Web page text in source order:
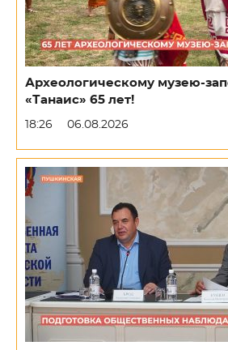
Археологическому музею-
«Танаис» 65 лет!
18:26 06.08.2026